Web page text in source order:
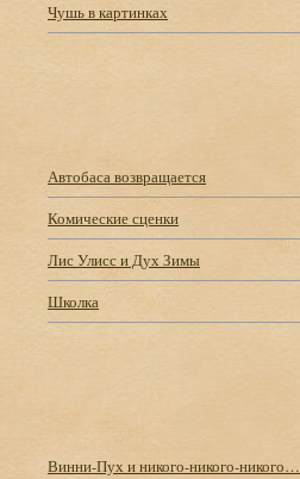
Чушь в картинках
Автобаса возвращается
Комические сценки
Лис Улисс и Дух Зимы
Школка
Винни-Пух и никого-никого-никого…